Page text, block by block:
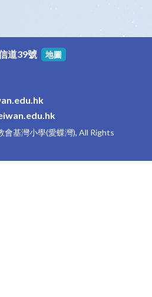
道39號 地圖
基灣小學(愛蝶灣), All Rights